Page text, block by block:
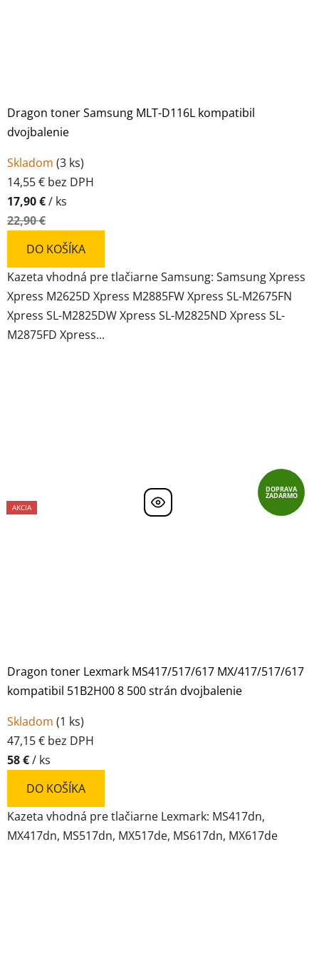
Dragon toner Samsung MLT-D116L kompatibil
dvojbalenie
Skladom (3 ks)
14,55 € bez DPH
17,90 €/ ks
22,90 €
DO KOŠÍKA
Kazeta vhodná pre tlačiarne Samsung: Samsung Xpress
Xpress M2625D Xpress M2885FW Xpress SL-M2675FN
Xpress SL-M2825DW Xpress SL-M2825ND Xpress SL-
M2875FD Xpress...
AKCIA
DOPRAVA
ZADARMO
Dragon toner Lexmark MS417/517/617 MX/417/517/617
kompatibil 51B2H00 8 500 strán dvojbalenie
Skladom (1 ks)
47,15 € bez DPH
58 €/ ks
DO KOŠÍKA
Kazeta vhodná pre tlačiarne Lexmark: MS417dn,
MX417dn, MS517dn, MX517de, MS617dn, MX617de